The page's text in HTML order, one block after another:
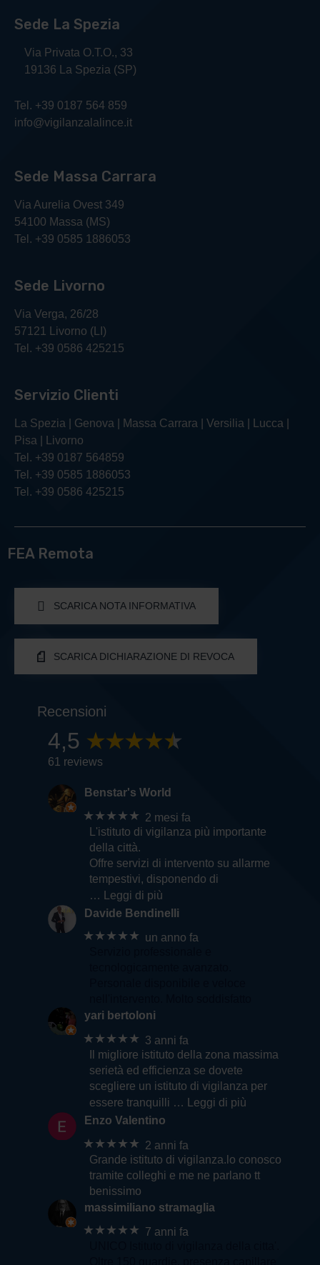
Sede La Spezia
Via Privata O.T.O., 33
19136 La Spezia (SP)
Tel. +39 0187 564 859
info@vigilanzalalince.it
Sede Massa Carrara
Via Aurelia Ovest 349
54100 Massa (MS)
Tel. +39 0585 1886053
Sede Livorno
Via Verga, 26/28
57121 Livorno (LI)
Tel. +39 0586 425215
Servizio Clienti
La Spezia | Genova | Massa Carrara | Versilia | Lucca |
Pisa | Livorno
Tel. +39 0187 564859
Tel. +39 0585 1886053
Tel. +39 0586 425215
FEA Remota
SCARICA NOTA INFORMATIVA
SCARICA DICHIARAZIONE DI REVOCA
Recensioni
4,5
61 reviews
Benstar's World
★★★★★ 2 mesi fa
L'istituto di vigilanza più importante
della città.
Offre servizi di intervento su allarme
tempestivi, disponendo di
… Leggi di più
Davide Bendinelli
★★★★★ un anno fa
yari bertoloni
★★★★★ 3 anni fa
Il migliore istituto della zona massima
serietà ed efficienza se dovete
scegliere un istituto di vigilanza per
essere tranquilli … Leggi di più
Enzo Valentino
★★★★★ 2 anni fa
Grande istituto di vigilanza.lo conosco
tramite colleghi e me ne parlano tt
benissimo
massimiliano stramaglia
★★★★★
7 anni fa